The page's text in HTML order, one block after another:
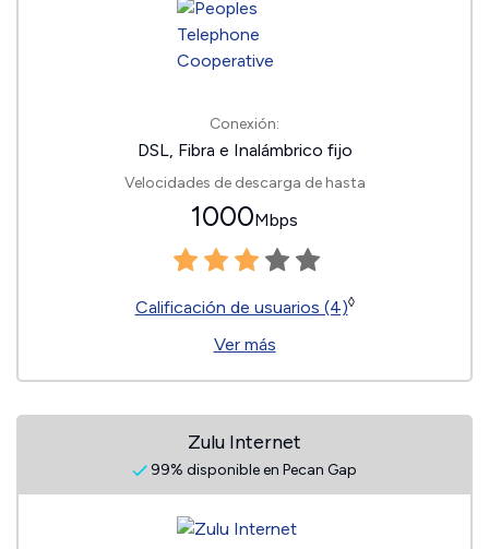
Conexión:
DSL, Fibra e Inalámbrico fijo
Velocidades de descarga de hasta
1000Mbps
Calificación de usuarios (4)◊
Ver más
Zulu Internet
99% disponible en Pecan Gap